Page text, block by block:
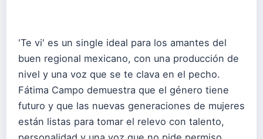
'Te vi' es un single ideal para los amantes del
buen regional mexicano, con una producción de
nivel y una voz que se te clava en el pecho.
Fátima Campo demuestra que el género tiene
futuro y que las nuevas generaciones de mujeres
están listas para tomar el relevo con talento,